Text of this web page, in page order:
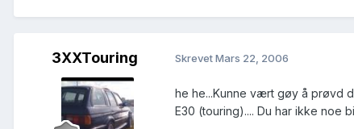
3XXTouring SkrevetMars 22, 2006
he he...Kunne vært gøy å prøvd
E30 (touring).... Du har ikke noe